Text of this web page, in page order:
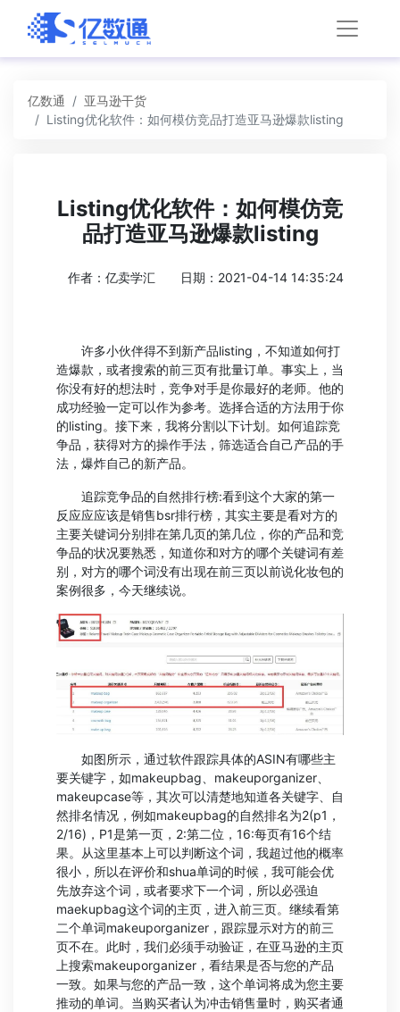
亿数通
亚马逊干货
Listing优化软件：如何模仿竞品打造亚马逊爆款listing
Listing优化软件：如何模仿竞
品打造亚马逊爆款listing
作者：亿卖学汇 日期：2021-04-14 14:35:24
许多小伙伴得不到新产品listing，不知道如何打
造爆款，或者搜索的前三页有批量订单。事实上，当
你没有好的想法时，竞争对手是你最好的老师。他的
成功经验一定可以作为参考。选择合适的方法用于你
的listing。接下来，我将分割以下计划。如何追踪竞
争品，获得对方的操作手法，筛选适合自己产品的手
法，爆炸自己的新产品。
追踪竞争品的自然排行榜:看到这个大家的第一
反应应应该是销售bsr排行榜，其实主要是看对方的
主要关键词分别排在第几页的第几位，你的产品和竞
争品的状况要熟悉，知道你和对方的哪个关键词有差
别，对方的哪个词没有出现在前三页以前说化妆包的
案例很多，今天继续说。
如图所示，通过软件跟踪具体的ASIN有哪些主
要关键字，如makeupbag、makeuporganizer、
makeupcase等，其次可以清楚地知道各关键字、自
然排名情况，例如makeupbag的自然排名为2(p1，
2/16)，P1是第一页，2:第二位，16:每页有16个结
果。从这里基本上可以判断这个词，我超过他的概率
很小，所以在评价和shua单词的时候，我可能会优
先放弃这个词，或者要求下一个词，所以必强迫
maekupbag这个词的主页，进入前三页。继续看第
二个单词makeuporganizer，跟踪显示对方的前三
页不在。此时，我们必须手动验证，在亚马逊的主页
上搜索makeuporganizer，看结果是否与您的产品
一致。如果与您的产品一致，这个单词将成为您主要
推动的单词。当购买者认为冲击销售量时，购买者通